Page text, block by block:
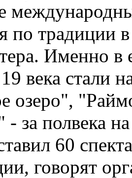
по традиции
Именно в
века стали
озеро",
- за полвека
60
говорят